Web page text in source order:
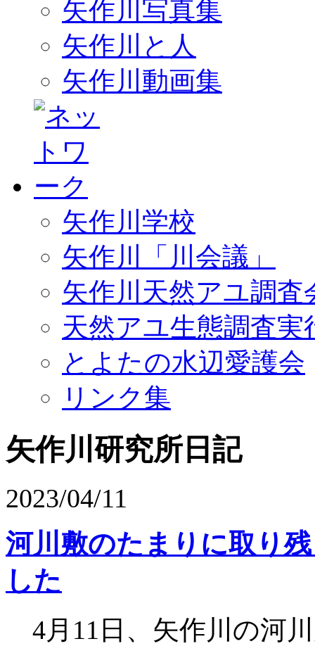
矢作川写真集
矢作川と人
矢作川動画集
矢作川学校
矢作川「川会議」
矢作川天然アユ調査
天然アユ生態調査実
とよたの水辺愛護会
リンク集
矢作川研究所日記
2023/04/11
河川敷のたまりに取り
した
4月11日、矢作川の河